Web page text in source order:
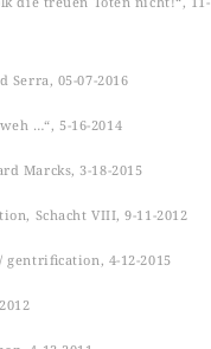
Serra, 05-07-2016
…“, 5-16-2014
Marcks, 3-18-2015
Schacht VIII, 9-11-2012
4-12-2015